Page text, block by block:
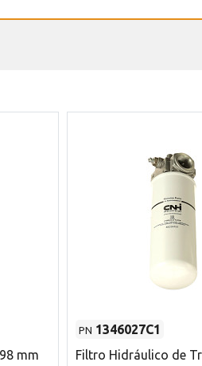
mm
PN 1346027C1
Filtro Hidráulico de